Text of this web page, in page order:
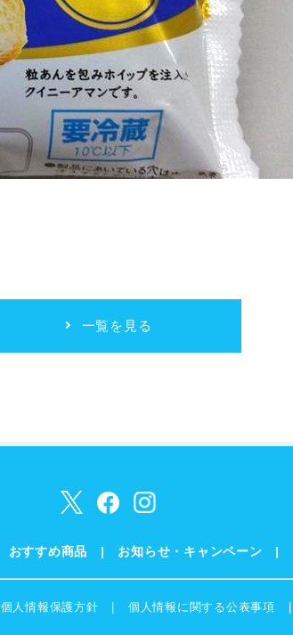
一覧を見る
おすすめ商品 お知らせ・キャンペーン
個人情報保護方針 個人情報に関する公表事項